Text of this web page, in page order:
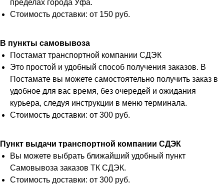
пределах города Уфа.
Стоимость доставки: от 150 руб.
В пункты самовывоза
Постамат транспортной компании СДЭК
Это простой и удобный способ получения заказов. В
Постамате вы можете самостоятельно получить заказ в
удобное для вас время, без очередей и ожидания
курьера, следуя инструкции в меню терминала.
Стоимость доставки: от 300 руб.
Пункт выдачи транспортной компании СДЭК
Вы можете выбрать ближайший удобный пункт
Самовывоза заказов ТК СДЭК.
Стоимость доставки: от 300 руб.